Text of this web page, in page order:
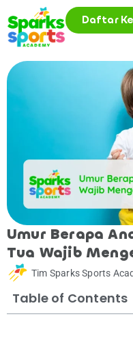
Daftar
Umur Berapa
Tua Wajib
Tim Sparks Sports
Table of Contents